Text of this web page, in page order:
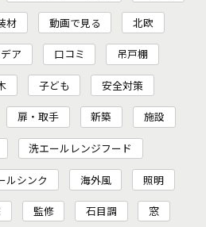
材 動画で見る 北欧
ア 口コミ 吊戸棚
子ども 安全対策
扉・取手 新築 施設
洗エールレンジフード
ルシンク 海外風 照明
監修 石目調 窓